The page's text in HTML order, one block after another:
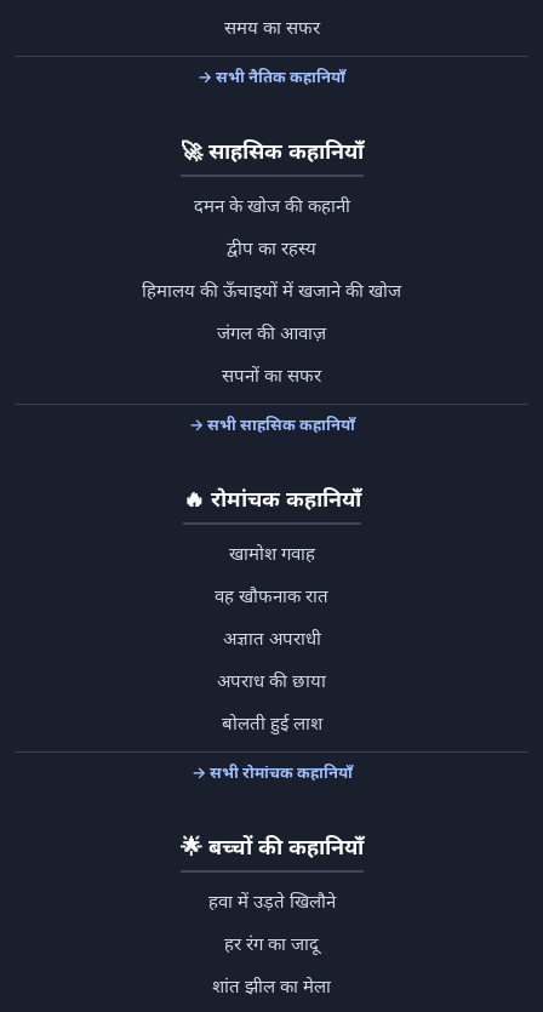
समय का सफर
→ सभी नैतिक कहानियाँ
🚀साहसिक कहानियाँ
दमन के खोज की कहानी
द्वीप का रहस्य
हिमालय की ऊँचाइयों में खजाने की खोज
जंगल की आवाज़
सपनों का सफर
→ सभी साहसिक कहानियाँ
🔥 रोमांचक कहानियाँ
खामोश गवाह
वह खौफनाक रात
अज्ञात अपराधी
अपराध की छाया
बोलती हुई लाश
→ सभी रोमांचक कहानियाँ
🌟बच्चों की कहानियाँ
हवा में उड़ते खिलौने
हर रंग का जादू
शांत झील का मेला